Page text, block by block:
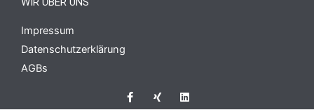
Impressum
Datenschutzerklärung
AGBs